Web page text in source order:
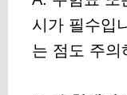
시가 필수입
는 점도 주의